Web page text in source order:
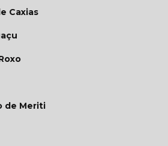
Caxias
de Meriti